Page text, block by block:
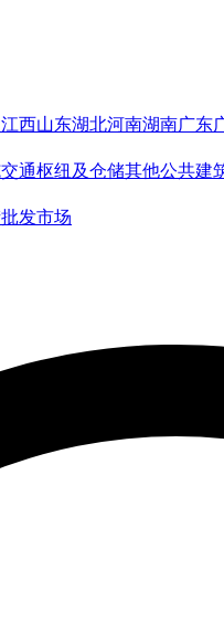
江西山东湖北河南湖南广东
交通枢纽及仓储其他公共建
批发市场